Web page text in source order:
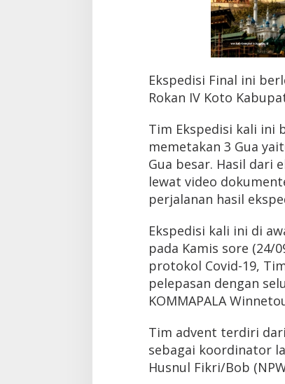
g
a
Ekspedisi Final ini
Rokan IV Koto
Tim Ekspedisi kali ini
memetakan 3 Gua
Gua besar. Hasil dari
lewat video
perjalanan hasil
Ekspedisi kali ini di
pada Kamis sore (24/
protokol Covid-19,
pelepasan dengan
KOMMAPALA
Tim advent terdiri
sebagai koordinator
Husnul Fikri/Bob